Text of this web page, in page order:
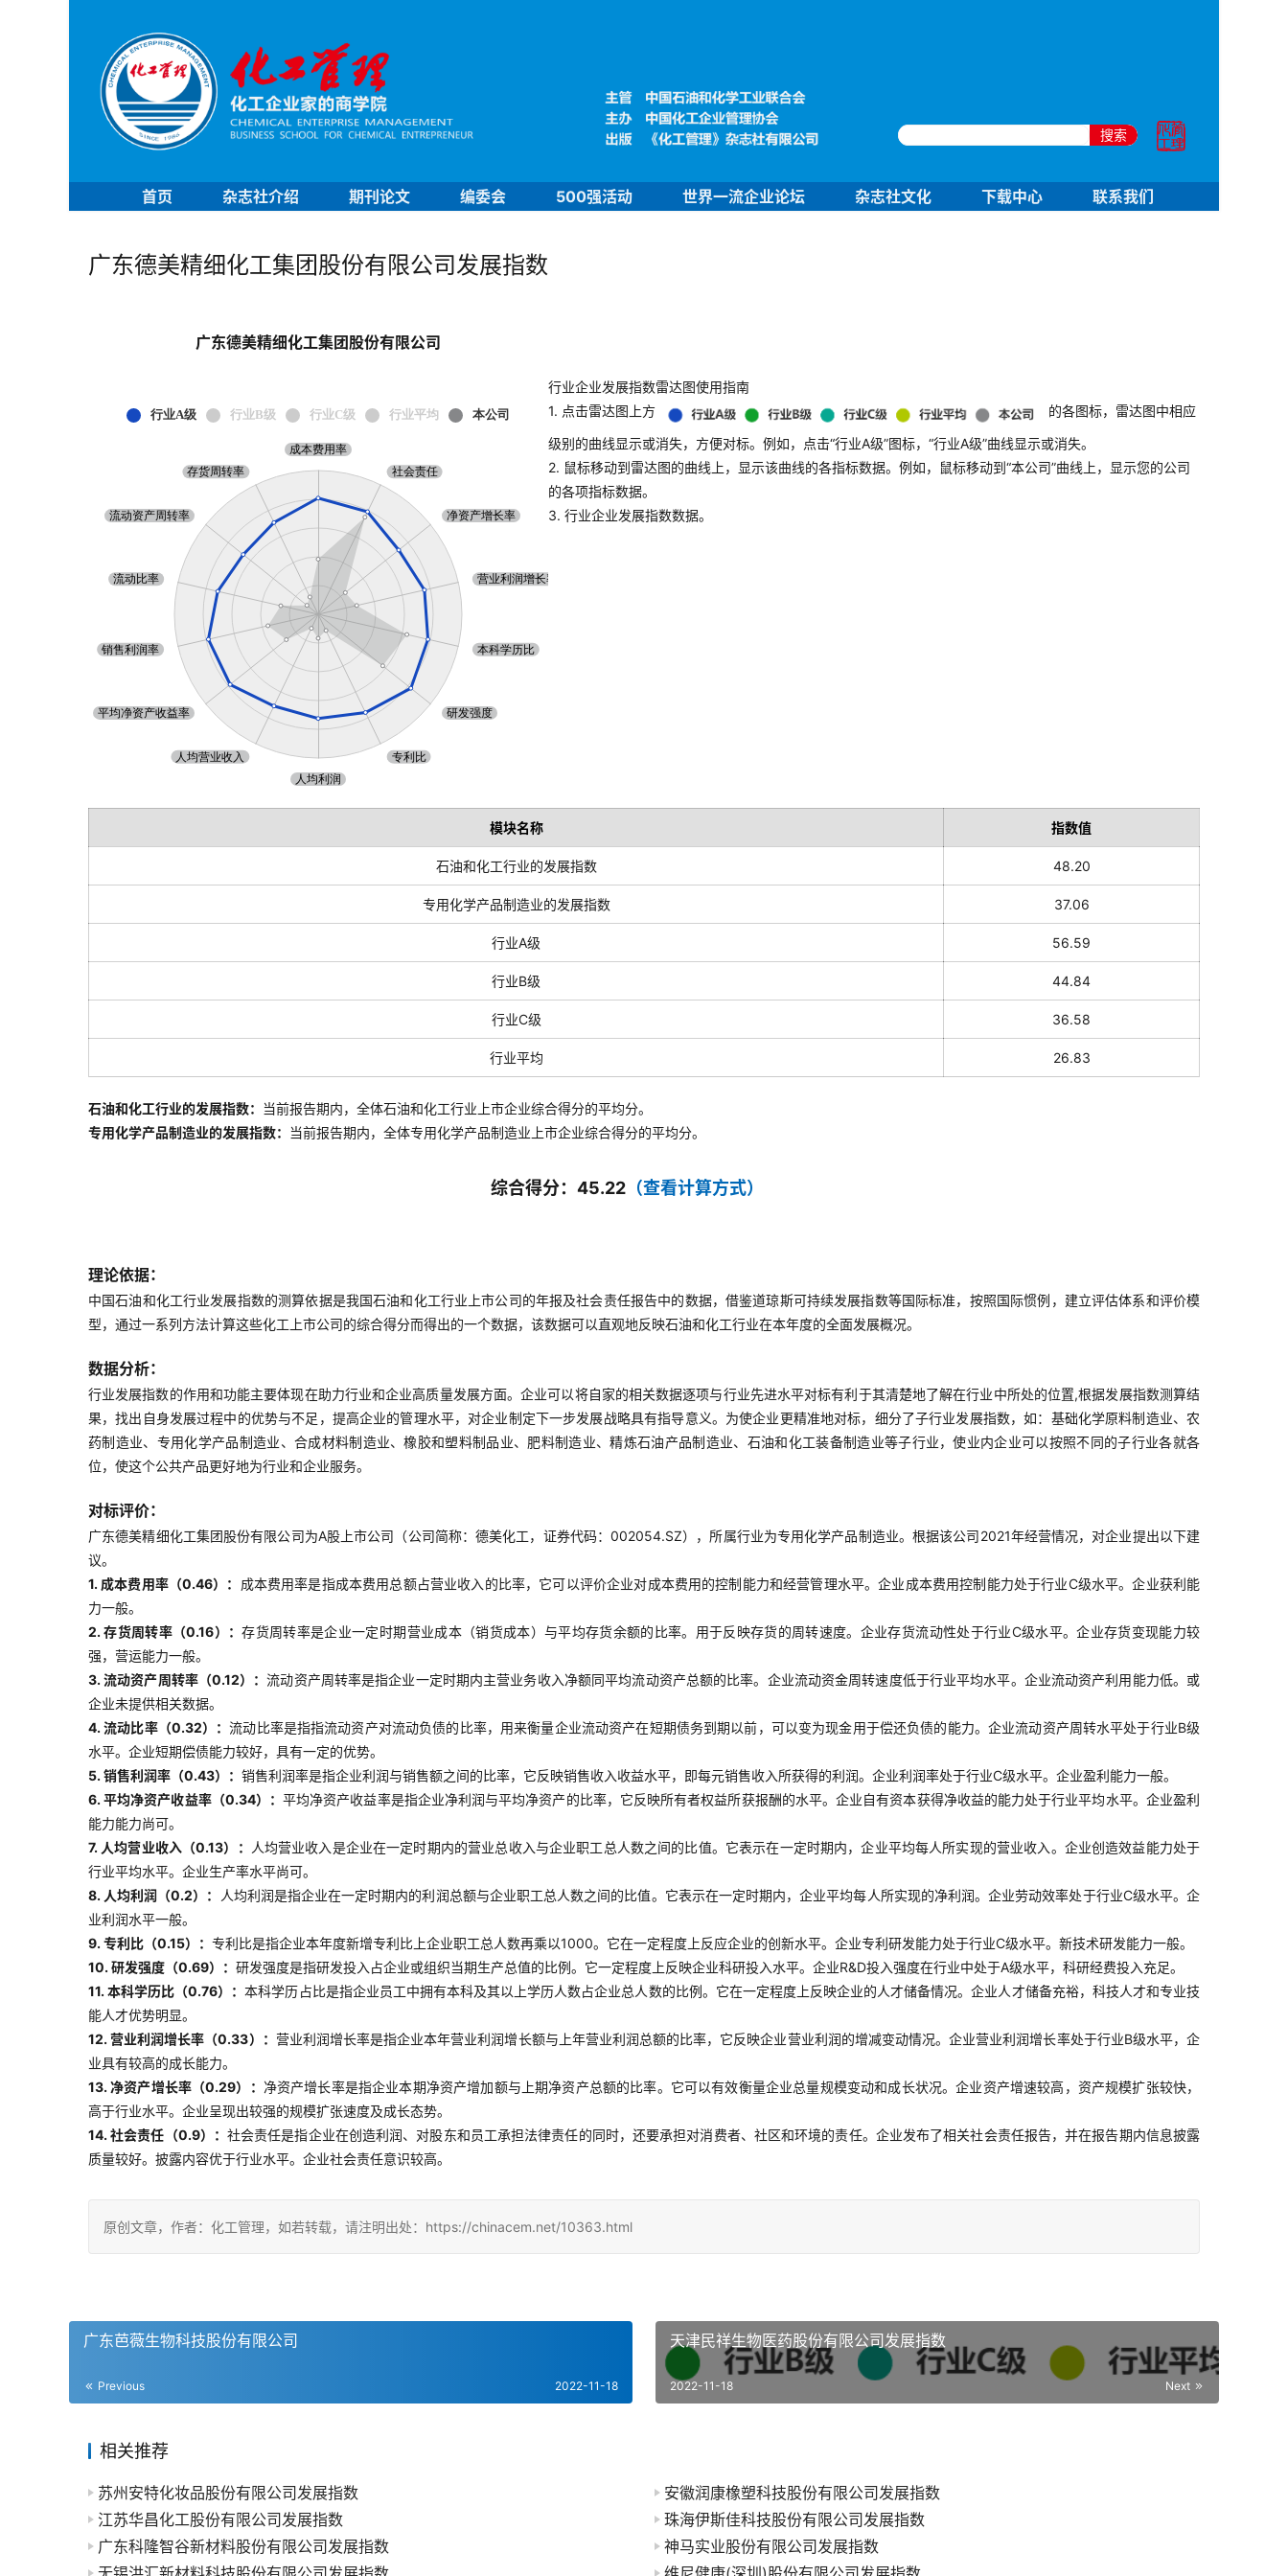
搜索
首页 杂志社介绍 期刊论文 编委会 500强活动 世界一流企业论坛 杂志社文化 下载中心 联系我们
广东德美精细化工集团股份有限公司发展指数
广东德美精细化工集团股份有限公司
行业企业发展指数雷达图使用指南
1. 点击雷达图上方
的各图标，雷达图中相应
级别的曲线显示或消失，方便对标。例如，点击“行业A级”图标，“行业A级”曲线显示或消失。
2. 鼠标移动到雷达图的曲线上，显示该曲线的各指标数据。例如，鼠标移动到“本公司”曲线上，显示您的公司
的各项指标数据。
3. 行业企业发展指数数据。
模块名称 指数值
石油和化工行业的发展指数 48.20
专用化学产品制造业的发展指数 37.06
行业A级 56.59
行业B级 44.84
行业C级 36.58
行业平均 26.83
石油和化工行业的发展指数： 当前报告期内，全体石油和化工行业上市企业综合得分的平均分。
专用化学产品制造业的发展指数： 当前报告期内，全体专用化学产品制造业 上市企业综合得分的平均分。
综合得分：45.22 （查看计算方式）
理论依据：
中国石油和化工行业发展指数的测算依据是我国石油和化工行业上市公司的年报及社会责任报告中的数据，借鉴道琼斯可持续发展指数等国际标准，按照国际惯例，建立评估体系和评价模
型，通过一系列方法计算这些化工上市公司的综合得分而得出的一个数据，该数据可以直观地反映石油和化工行业在本年度的全面发展概况。
数据分析：
行业发展指数的作用和功能主要体现在助力行业和企业高质量发展方面。企业可以将自家的相关数据逐项与行业先进水平对标有利于其清楚地了解在行业中所处的位置,根据发展指数测算结
果，找出自身发展过程中的优势与不足，提高企业的管理水平，对企业制定下一步发展战略具有指导意义。为使企业更精准地对标，细分了子行业发展指数，如：基础化学原料制造业、农
药制造业、专用化学产品制造业、合成材料制造业、橡胶和塑料制品业、肥料制造业、精炼石油产品制造业、石油和化工装备制造业等子行业，使业内企业可以按照不同的子行业各就各
位，使这个公共产品更好地为行业和企业服务。
对标评价：
广东德美精细化工集团股份有限公司为A股上市公司（公司简称：德美化工，证券代码：002054.SZ），所属行业为专用化学产品制造业。根据该公司2021年经营情况，对企业提出以下建
议。
1. 成本费用率（0.46）： 成本费用率是指成本费用总额占营业收入的比率，它可以评价企业对成本费用的控制能力和经营管理水平。企业成本费用控制能力处于行业C级水平。企业获利能
力一般。
2. 存货周转率（0.16）：存货周转率是企业一定时期营业成本（销货成本）与平均存货余额的比率。用于反映存货的周转速度。企业存货流动性处于行业C级水平。企业存货变现能力较
强，营运能力一般。
3. 流动资产周转率（0.12）：流动资产周转率是指企业一定时期内主营业务收入净额同平均流动资产总额的比率。企业流动资金周转速度低于行业平均水平。企业流动资产利用能力低。或
企业未提供相关数据。
4. 流动比率（0.32）：流动比率是指指流动资产对流动负债的比率，用来衡量企业流动资产在短期债务到期以前，可以变为现金用于偿还负债的能力。企业流动资产周转水平处于行业B级
水平。企业短期偿债能力较好，具有一定的优势。
5. 销售利润率（0.43）： 销售利润率是指企业利润与销售额之间的比率，它反映销售收入收益水平，即每元销售收入所获得的利润。企业利润率处于行业C级水平。企业盈利能力一般。
6. 平均净资产收益率（0.34）： 平均净资产收益率是指企业净利润与平均净资产的比率，它反映所有者权益所获报酬的水平。企业自有资本获得净收益的能力处于行业平均水平。企业盈利
能力能力尚可。
7. 人均营业收入（0.13）：
人均营业收入是企业在一定时期内的营业总收入与企业职工总人数之间的比值。它表示在一定时期内，企业平均每人所实现的营业收入。企业创造效益能力处于
行业平均水平。企业生产率水平尚可。
8. 人均利润（0.2）：
人均利润是指企业在一定时期内的利润总额与企业职工总人数之间的比值。它表示在一定时期内，企业平均每人所实现的净利润。企业劳动效率处于行业C级水平。企
业利润水平一般。
9. 专利比（0.15）： 专利比是指企业本年度新增专利比上企业职工总人数再乘以1000。它在一定程度上反应企业的创新水平。企业专利研发能力处于行业C级水平。新技术研发能力一般。
10. 研发强度（0.69）： 研发强度是指研发投入占企业或组织当期生产总值的比例。它一定程度上反映企业科研投入水平。企业R&D投入强度在行业中处于A级水平，科研经费投入充足。
11. 本科学历比（0.76）：本科学历占比是指企业员工中拥有本科及其以上学历人数占企业总人数的比例。它在一定程度上反映企业的人才储备情况。企业人才储备充裕，科技人才和专业技
能人才优势明显。
12. 营业利润增长率（0.33）： 营业利润增长率是指企业本年营业利润增长额与上年营业利润总额的比率，它反映企业营业利润的增减变动情况。企业营业利润增长率处于行业B级水平，企
业具有较高的成长能力。
13. 净资产增长率（0.29）： 净资产增长率是指企业本期净资产增加额与上期净资产总额的比率。它可以有效衡量企业总量规模变动和成长状况。企业资产增速较高，资产规模扩张较快，
高于行业水平。企业呈现出较强的规模扩张速度及成长态势。
14. 社会责任（0.9）： 社会责任是指企业在创造利润、对股东和员工承担法律责任的同时，还要承担对消费者、社区和环境的责任。企业发布了相关社会责任报告，并在报告期内信息披露
质量较好。披露内容优于行业水平。企业社会责任意识较高。
原创文章，作者：化工管理，如若转载，请注明出处：https://chinacem.net/10363.html
广东芭薇生物科技股份有限公司
Previous 2022-11-18
天津民祥生物医药股份有限公司发展指数
Next
2022-11-18
相关推荐
苏州安特化妆品股份有限公司发展指数
安徽润康橡塑科技股份有限公司发展指数
江苏华昌化工股份有限公司发展指数
珠海伊斯佳科技股份有限公司发展指数
广东科隆智谷新材料股份有限公司发展指数
神马实业股份有限公司发展指数